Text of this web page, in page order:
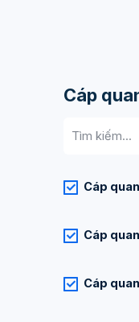
Cáp
kiếm:
Cáp
Cáp
Cáp